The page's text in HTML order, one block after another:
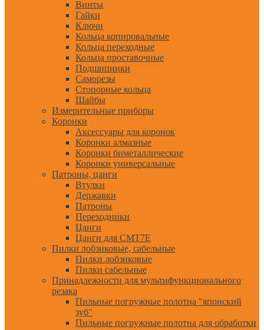
Винты
Гайки
Ключи
Кольца копировальные
Кольца переходные
Кольца проставочные
Подшипники
Саморезы
Стопорные кольца
Шайбы
Измерительные приборы
Коронки
Аксессуары для коронок
Коронки алмазные
Коронки биметаллические
Коронки универсальные
Патроны, цанги
Втулки
Державки
Патроны
Переходники
Цанги
Цанги для CMT7E
Пилки лобзиковые, сабельные
Пилки лобзиковые
Пилки сабельные
Принадлежности для мультифункционального
резака
Пильные погружные полотна "японский
зуб"
Пильные погружные полотна для обработки